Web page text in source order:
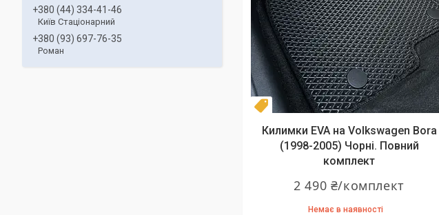
Комплект
Килимки EVA на Volkswagen Bora
(1998-2005) Чорні. Повний
комплект
2 490 ₴/комплект
Немає в наявності
+380 (44) 334-41-46
Київ Стаціонарний
+380 (93) 697-76-35
Роман